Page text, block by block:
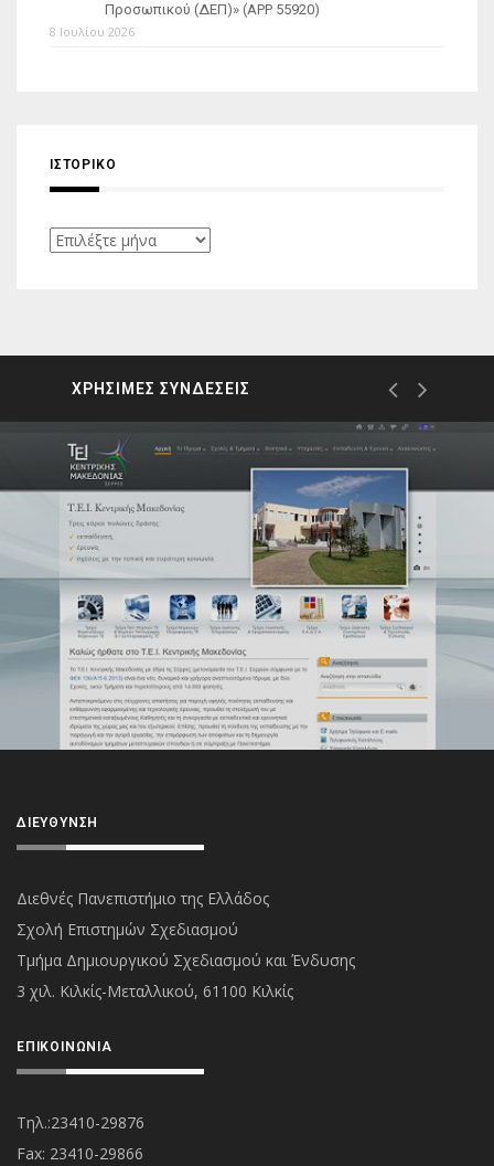
Προσωπικού (ΔΕΠ)» (APP 55920)
8 Ιουλίου 2026
ΙΣΤΟΡΙΚΌ
Ιστορικό
ΧΡΗΣΙΜΕΣ ΣΥΝΔΕΣΕΙΣ
ΔΙΕΎΘΥΝΣΗ
Διεθνές Πανεπιστήμιο της Ελλάδος
Σχολή Επιστημών Σχεδιασμού
Τμήμα Δημιουργικού Σχεδιασμού και Ένδυσης
3 χιλ. Κιλκίς-Μεταλλικού, 61100 Κιλκίς
ΕΠΙΚΟΙΝΩΝΊΑ
Τηλ.:23410-29876
Fax: 23410-29866